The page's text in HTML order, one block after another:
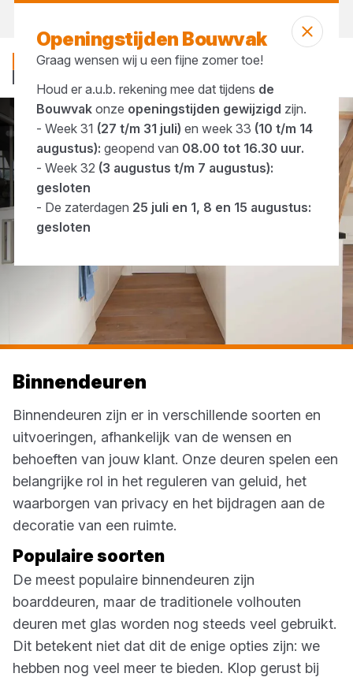
... Binnendeuren
Binnendeuren
Binnendeuren zijn er in verschillende soorten en
uitvoeringen, afhankelijk van de wensen en
behoeften van jouw klant. Onze deuren spelen een
belangrijke rol in het reguleren van geluid, het
waarborgen van privacy en het bijdragen aan de
decoratie van een ruimte.
Populaire soorten
De meest populaire binnendeuren zijn
boarddeuren, maar de traditionele volhouten
deuren met glas worden nog steeds veel gebruikt.
Dit betekent niet dat dit de enige opties zijn: we
hebben nog veel meer te bieden. Klop gerust bij
Openingstijden Bouwvak
Graag wensen wij u een fijne zomer toe!
Houd er a.u.b. rekening mee dat tijdens de
Bouwvakonze openingstijden gewijzigd zijn.
- Week 31 (27 t/m 31 juli) en week 33 (10 t/m 14
augustus): geopend van 08.00 tot 16.30 uur.
- Week 32 (3 augustus t/m 7 augustus):
gesloten
- De zaterdagen 25 juli en 1, 8 en 15 augustus:
gesloten